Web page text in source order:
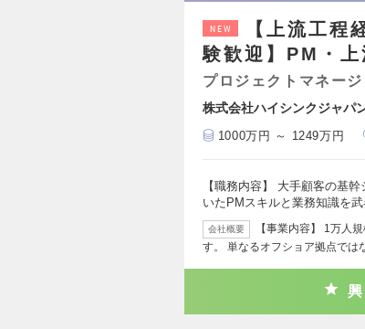
NEW
【上流工程
験歓迎】PM・上
プロジェクトマネー
株式会社ハイシンクジャパ
1000万円 ～ 1249万円
【職務内容】 大手顧客の基
いたPMスキルと業務知識を
会社概要
【事業内容】 1万人
す。 単なるオフショア拠点では